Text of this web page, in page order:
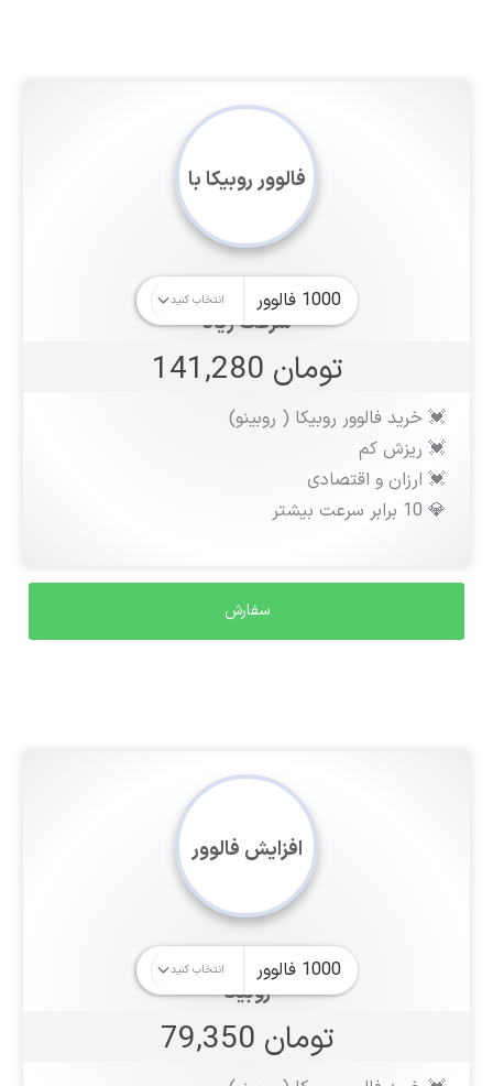
فالوور روبیکا با
سرعت زیاد
تومان 141,280
💓 خرید فالوور روبیکا ( روبینو)
💓 ریزش کم
💓 ارزان و اقتصادی
💎 10 برابر سرعت بیشتر
افزایش فالوور
روبیکا
تومان 79,350